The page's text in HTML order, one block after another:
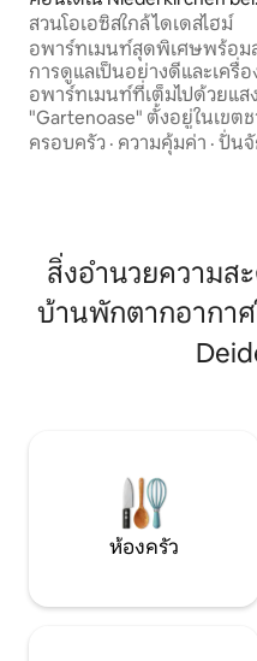
Deidesheim
สวนโอเอซิสใกล้ไดเดสไฮม์
อพาร์ทเมนท์สุดพิเศษพร้อม
การดูแลเป็นอย่างดีและเครื่
อพาร์ทเมนท์ที่เต็มไปด้วยแสง
"Gartenoase" ตั้งอยู่ในเขต
Niederkirchen ใกล้
ตัว อพาร์ทเมนท์กว้างขวางมี
และรับประทานอาหารที่กว้า
หน้าต่างบานใหญ่ห้องครัวแบ
อุปกรณ์ครบครันห้องนอนขน
และห้องนอนขนาดเล็ก 1 ห้อง
กลางวันขนาดใหญ่และห้อง
ครอบครัว · ความคุ้มค่า · ปั่น
สิ่งอำนวยความส
บ้านพักตากอากาศ
ห้องครัว